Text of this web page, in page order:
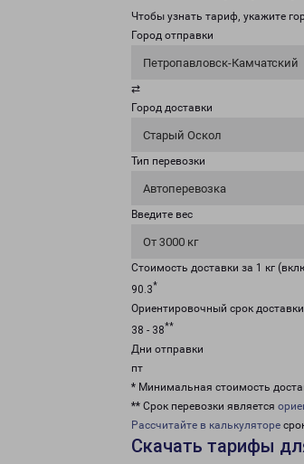
Чтобы узнать тариф, укажите
Город отправки
Петропавловск-Камчатский
⇄
Город доставки
Старый Оскол
Тип перевозки
Автоперевозка
Введите вес
От 3000 кг
Стоимость доставки за 1 кг
90.3*
Ориентировочный срок доставки
38 - 38**
Дни отправки
пт
* Минимальная стоимость
** Срок перевозки является
Рассчитайте в калькуляторе
Скачать тарифы